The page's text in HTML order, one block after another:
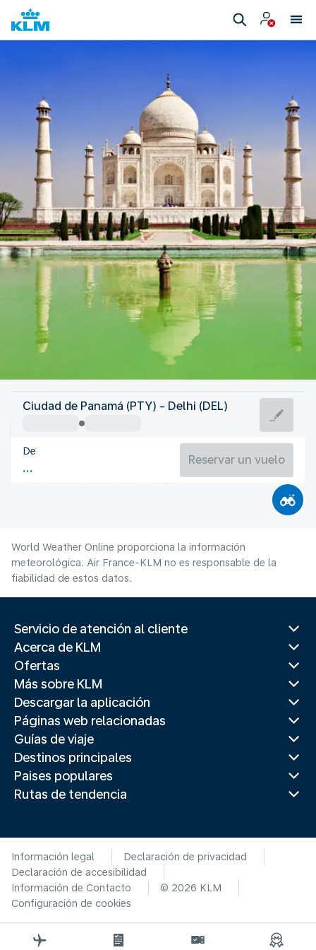
India
India
Duración del vuelo
Ciudad de Panamá (PTY) - Delhi (DEL)
De
Reservar un vuelo
World Weather Online proporciona la información
meteorológica. Air France-KLM no es responsable de la
fiabilidad de estos datos.
Servicio de atención al cliente
Acerca de KLM
Ofertas
Más sobre KLM
Descargar la aplicación
Páginas web relacionadas
Guías de viaje
Destinos principales
Paises populares
Rutas de tendencia
Información legal
Declaración de privacidad
Declaración de accesibilidad
Información de Contacto
© 2026 KLM
Configuración de cookies